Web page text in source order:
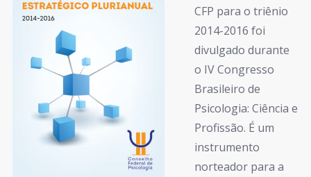
CFP para o triênio
2014-2016 foi
divulgado durante
o IV Congresso
Brasileiro de
Psicologia: Ciência e
Profissão. É um
instrumento
norteador para a